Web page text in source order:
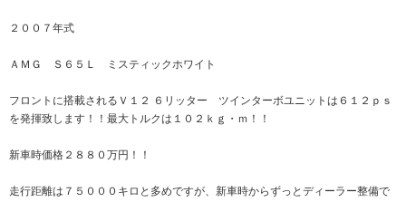
２００７年式
ＡＭＧ Ｓ６５Ｌ ミスティックホワイト
フロントに搭載されるＶ１２ ６リッター ツインターボユニットは６１２ｐｓ
を発揮致します！！最大トルクは１０２ｋｇ・ｍ！！
新車時価格２８８０万円！！
走行距離は７５０００キロと多めですが、新車時からずっとディーラー整備で